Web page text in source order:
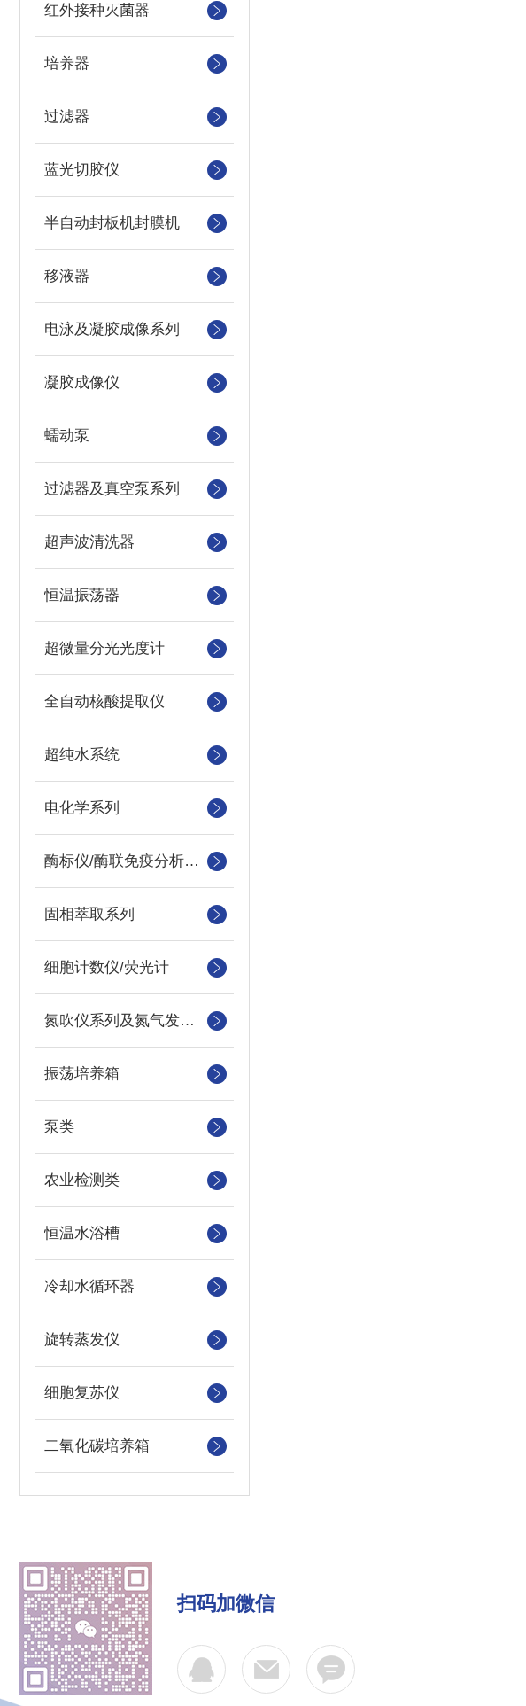
红外接种灭菌器
培养器
过滤器
蓝光切胶仪
半自动封板机封膜机
移液器
电泳及凝胶成像系列
凝胶成像仪
蠕动泵
过滤器及真空泵系列
超声波清洗器
恒温振荡器
超微量分光光度计
全自动核酸提取仪
超纯水系统
电化学系列
酶标仪/酶联免疫分析仪及洗板机
固相萃取系列
细胞计数仪/荧光计
氮吹仪系列及氮气发生器
振荡培养箱
泵类
农业检测类
恒温水浴槽
冷却水循环器
旋转蒸发仪
细胞复苏仪
二氧化碳培养箱
扫码加微信